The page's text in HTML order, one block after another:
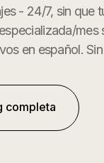
- 24/7, sin que
mes
en español.
completa